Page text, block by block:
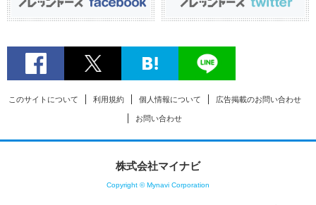
このサイトについて 利用規約 個人情報について 広告掲載のお問い合わせ
お問い合わせ
株式会社マイナビ
Copyright © Mynavi Corporation